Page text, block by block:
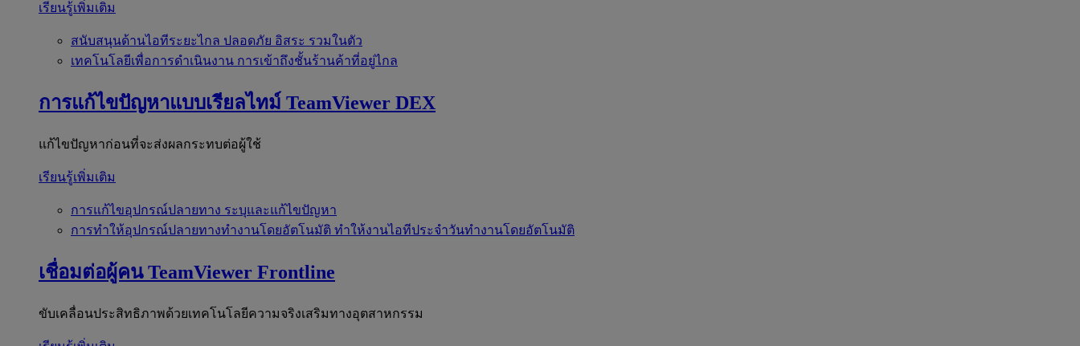
เรียนรู้เพิ่มเติม
สนับสนุนด้านไอทีระยะไกล ปลอดภัย อิสระ รวมในตัว
เทคโนโลยีเพื่อการดำเนินงาน การเข้าถึงชั้นร้านค้าที่อยู่ไกล
การแก้ไขปัญหาแบบเรียลไทม์ TeamViewer DEX
แก้ไขปัญหาก่อนที่จะส่งผลกระทบต่อผู้ใช้
เรียนรู้เพิ่มเติม
การแก้ไขอุปกรณ์ปลายทาง ระบุและแก้ไขปัญหา
การทำให้อุปกรณ์ปลายทางทำงานโดยอัตโนมัติ ทำให้งานไอทีประจำวันทำงานโดยอัตโนมัติ
เชื่อมต่อผู้คน TeamViewer Frontline
ขับเคลื่อนประสิทธิภาพด้วยเทคโนโลยีความจริงเสริมทางอุตสาหกรรม